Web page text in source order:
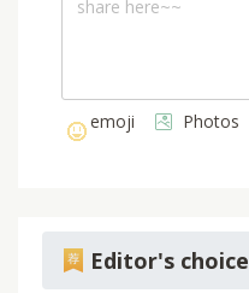
emoji Photos
Editor's choice